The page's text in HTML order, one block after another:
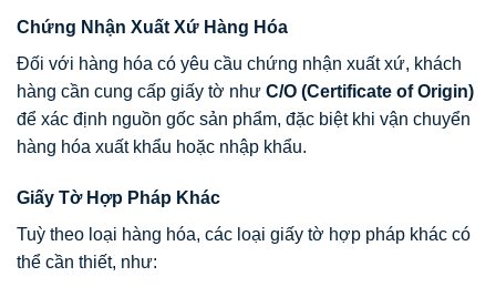
Chứng Nhận Xuất Xứ Hàng Hóa
Đối với hàng hóa có yêu cầu chứng nhận xuất xứ, khách
hàng cần cung cấp giấy tờ như C/O (Certificate of Origin)
để xác định nguồn gốc sản phẩm, đặc biệt khi vận chuyển
hàng hóa xuất khẩu hoặc nhập khẩu.
Giấy Tờ Hợp Pháp Khác
Tuỳ theo loại hàng hóa, các loại giấy tờ hợp pháp khác có
thể cần thiết, như: